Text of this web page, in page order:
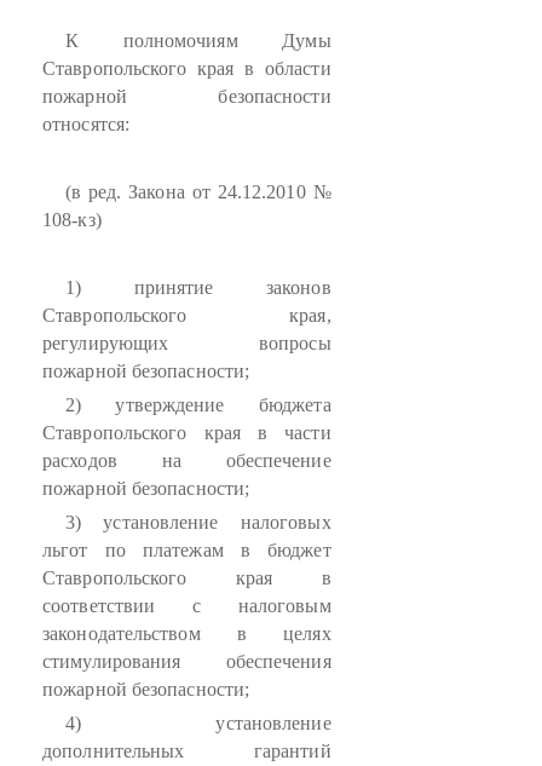
К полномочиям Думы
Ставропольского края в области
пожарной безопасности
относятся:
(в ред. Закона от 24.12.2010 №
108-кз)
1) принятие законов
Ставропольского края,
регулирующих вопросы
пожарной безопасности;
2) утверждение бюджета
Ставропольского края в части
расходов на обеспечение
пожарной безопасности;
3) установление налоговых
льгот по платежам в бюджет
Ставропольского края в
соответствии с налоговым
законодательством в целях
стимулирования обеспечения
пожарной безопасности;
4) установление
дополнительных гарантий